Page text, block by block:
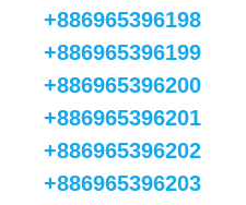
+886965396198
+886965396199
+886965396200
+886965396201
+886965396202
+886965396203